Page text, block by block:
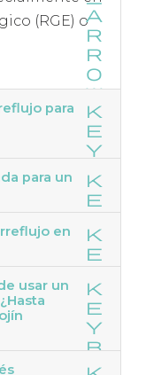
(RGE) o
para
para un
en
usar un